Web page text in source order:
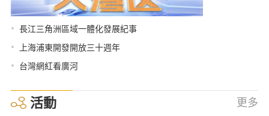
• 長江三角洲區域一體化發展紀事
• 上海浦東開發開放三十週年
• 台灣網紅看廣河
活動 更多